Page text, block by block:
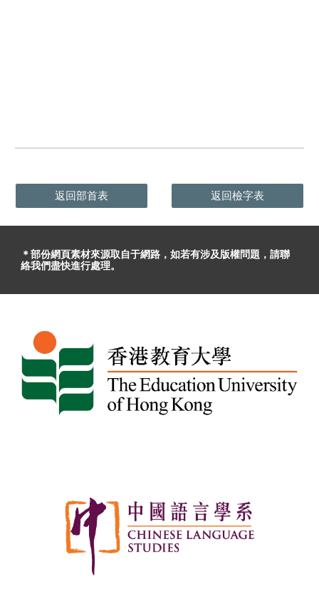
返回部首表 返回檢字表
＊部份網頁素材來源取自于網路，如若有涉及版權問題 ，請聯
絡我們盡快進行處理。